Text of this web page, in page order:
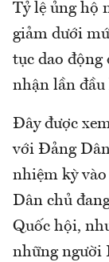
Tỷ lệ ủng hộ
giảm dưới
tục dao động
nhận lần
Đây được
với Đảng
nhiệm kỳ
Dân chủ
Quốc hội,
những người